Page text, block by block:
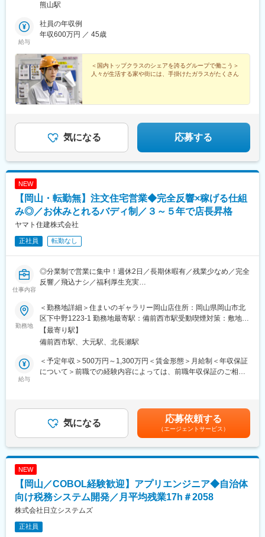
熊山駅
給与
社員の年収例
年収600万円 ／ 45歳
＜国内トップクラスのシェアを誇るグループで働こう＞
人々が生活する家や街には、手掛けたガラスがたくさん
気になる 応募する
NEW
【岡山・転勤無】注文住宅営業◆完全反響×稼げる仕組
み◎／お休みとれるバディ制／３～５年で店長昇格
ヤマト住建株式会社
正社員 転勤なし
仕事内容
◎分業制で営業に集中！週休2日／長期休暇有／残業少なめ／完全
反響／飛込ナシ／福利厚生充実
◎受賞歴多数！世界水準の住宅を手がけるハウスメーカー
■業務内容
日本の住宅を世界基準にすることを使命に全18都道府県まで店舗
を拡大中
全国100店舗展開を目指して急成長を遂げている当社にてお客様
への完全反響の住宅営業をお任せします。
※飛込みの営業はなく、広告やHP、折り込みチラシなどを見てお
■「ヤマト住建」の特徴
◆身体への負担が少ない設計
◆耐震性が強く災害に強い
根拠が多数あります！
★当社の「エネージュA」は省エネ大賞を受賞！（2021年度経済
産業大臣賞）
★ハウス・オブ・ザ・イヤー・イン・エナジーで3度目の大賞を受
勤務地
＜勤務地詳細＞住まいのギャラリー岡山店住所：岡山県岡山市北
区下中野1223-1 勤務地最寄駅：備前西市駅受動喫煙対策：敷地内
喫煙可能場所あり変更の範囲：会社の定める事業所
【最寄り駅】
備前西市駅、大元駅、北長瀬駅
給与
＜予定年収＞500万円～1,300万円＜賃金形態＞月給制＜年収保証
について＞前職での経験内容によっては、前職年収保証のご相談
業手当は追加支給＜月給＞350,000円～500,000円（一律手当を含
む）＜昇給有無＞有＜残業手当＞有＜給与補足＞■その他固定手
当：諸手当■賞与実績：インセンティブ有■モデル年収・1300万円
／20代 ※未経験入社／入社3年目・800万円／20代 ※未経験入
社／入社2年目・905万円／30代 ※入社5年目／主任・600万円／
を通じて上下する可能性があります。月給(月額)は固定手当を含め
た表記です。
気になる 応募依頼する
（エージェントサービス）
NEW
【岡山／COBOL経験歓迎】アプリエンジニア◆自治体
向け税務システム開発／月平均残業17h＃2058
株式会社日立システムズ
正社員